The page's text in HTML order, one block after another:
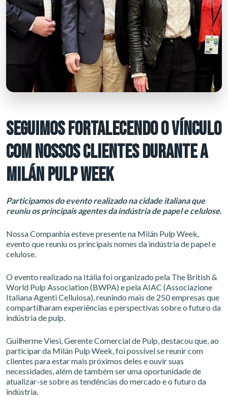
SEGUIMOS FORTALECENDO O VÍNCULO
COM NOSSOS CLIENTES DURANTE A
MILÁN PULP WEEK
Participamos do evento realizado na cidade italiana que
reuniu os principais agentes da indústria de papel e celulose.
Nossa Companhia esteve presente na Milán Pulp Week,
evento que reuniu os principais nomes da indústria de papel e
celulose.
O evento realizado na Itália foi organizado pela The British &
World Pulp Association (BWPA) e pela AIAC (Associazione
Italiana Agenti Cellulosa), reunindo mais de 250 empresas que
compartilharam experiências e perspectivas sobre o futuro da
indústria de pulp.
Guilherme Viesi, Gerente Comercial de Pulp, destacou que, ao
participar da Milán Pulp Week, foi possível se reunir com
clientes para estar mais próximos deles e ouvir suas
necessidades, além de também ser uma oportunidade de
atualizar-se sobre as tendências do mercado e o futuro da
indústria.